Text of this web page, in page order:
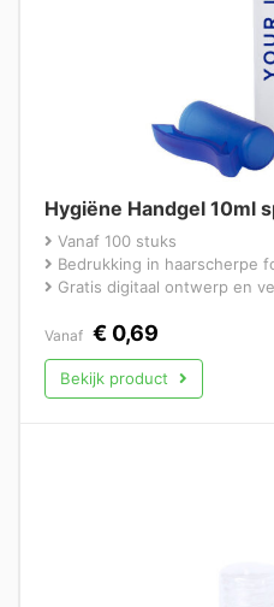
Hygiëne Handgel 10ml
Vanaf 100 stuks
Bedrukking in haarscherpe
Gratis digitaal ontwerp en
Vanaf € 0,69
Bekijk product